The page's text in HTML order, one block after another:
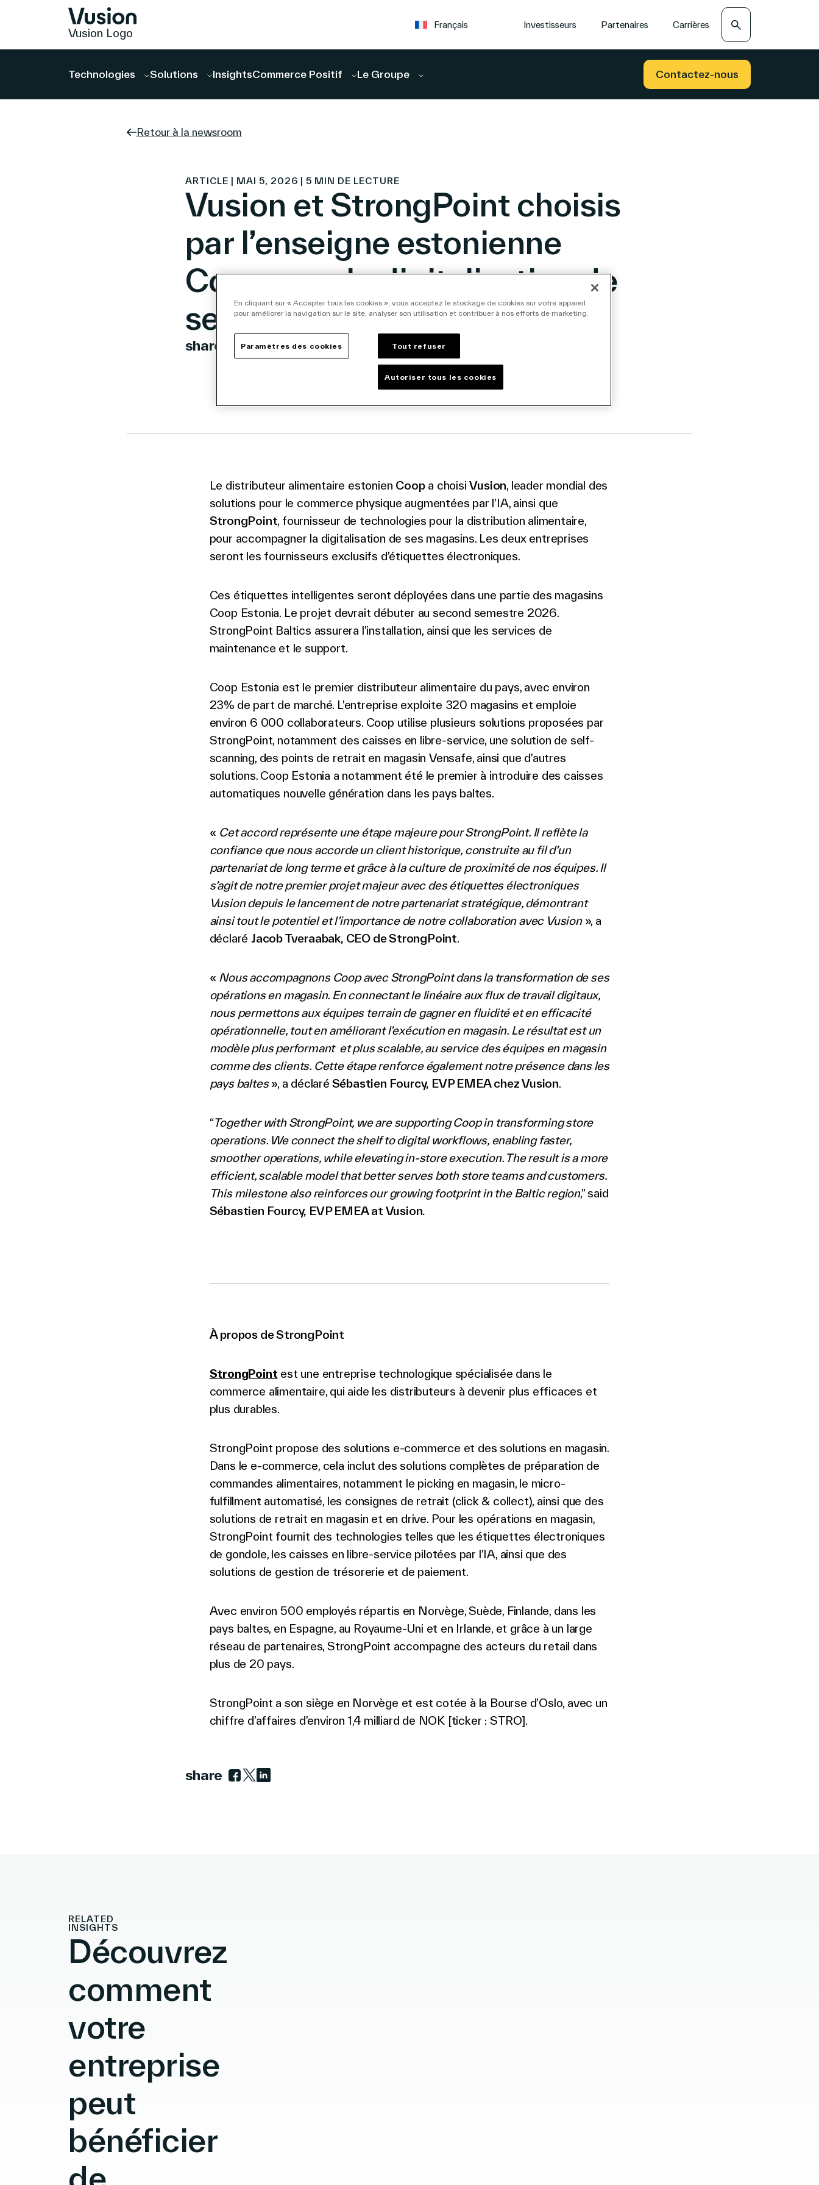
Vusion Logo
Français Investisseurs Partenaires Carrières Recherche
Technologies Solutions InsightsCommerce Positif Le Groupe Contactez-nous
Retour à la newsroom
ARTICLE | MAI 5, 2026 | 5 MIN DE LECTURE
Vusion et StrongPoint choisis
par l’enseigne estonienne
Coop pour la digitalisation de
ses magasins
share
Link to facebook
Link to twitter
Link to linkedin
Le distributeur alimentaire estonien Coopa choisiVusion, leader mondial des
solutions pour le commerce physique augmentées par l’IA, ainsi que
StrongPoint, fournisseur de technologies pour la distribution alimentaire,
pour accompagner la digitalisation de ses magasins. Les deux entreprises
seront les fournisseurs exclusifs d’étiquettes électroniques.
Ces étiquettes intelligentes seront déployées dans une partie des magasins
Coop Estonia. Le projet devrait débuter au second semestre 2026.
StrongPoint Baltics assurera l’installation, ainsi que les services de
maintenance et le support.
Coop Estonia est le premier distributeur alimentaire du pays, avec environ
23% de part de marché. L’entreprise exploite 320 magasins et emploie
environ 6 000 collaborateurs. Coop utilise plusieurs solutions proposées par
StrongPoint, notamment des caisses en libre-service, une solution de self-
scanning, des points de retrait en magasin Vensafe, ainsi que d’autres
solutions. Coop Estonia a notamment été le premier à introduire des caisses
automatiques nouvelle génération dans les pays baltes.
« Cet accord représente une étape majeure pour StrongPoint. Il reflète la
confiance que nous accorde un client historique, construite au fil d’un
partenariat de long terme et grâce à la culture de proximité de nos équipes. Il
s’agit de notre premier projet majeur avec des étiquettes électroniques
Vusion depuis le lancement de notre partenariat stratégique, démontrant
ainsi tout le potentiel et l’importance de notre collaboration avec Vusion», a
déclaré Jacob Tveraabak, CEO de StrongPoint.
« Nous accompagnons Coop avec StrongPoint dans la transformation de ses
opérations en magasin. En connectant le linéaire aux flux de travail digitaux,
nous permettons aux équipes terrain de gagner en fluidité et en efficacité
opérationnelle, tout en améliorant l’exécution en magasin. Le résultat est un
modèle plus performant et plus scalable, au service des équipes en magasin
comme des clients. Cette étape renforce également notre présence dans les
pays baltes», a déclaré Sébastien Fourcy, EVP EMEA chez Vusion.
“Together with StrongPoint, we are supporting Coop in transforming store
operations. We connect the shelf to digital workflows, enabling faster,
smoother operations, while elevating in-store execution. The result is a more
efficient, scalable model that better serves both store teams and customers.
This milestone also reinforces our growing footprint in the Baltic region,” said
Sébastien Fourcy, EVP EMEA at Vusion.
À propos de StrongPoint
StrongPoint est une entreprise technologique spécialisée dans le
commerce alimentaire, qui aide les distributeurs à devenir plus efficaces et
plus durables.
StrongPoint propose des solutions e-commerce et des solutions en magasin.
Dans le e-commerce, cela inclut des solutions complètes de préparation de
commandes alimentaires, notamment le picking en magasin, le micro-
fulfillment automatisé, les consignes de retrait (click & collect), ainsi que des
solutions de retrait en magasin et en drive. Pour les opérations en magasin,
StrongPoint fournit des technologies telles que les étiquettes électroniques
de gondole, les caisses en libre-service pilotées par l’IA, ainsi que des
solutions de gestion de trésorerie et de paiement.
Avec environ 500 employés répartis en Norvège, Suède, Finlande, dans les
pays baltes, en Espagne, au Royaume-Uni et en Irlande, et grâce à un large
réseau de partenaires, StrongPoint accompagne des acteurs du retail dans
plus de 20 pays.
StrongPoint a son siège en Norvège et est cotée à la Bourse d’Oslo, avec un
chiffre d’affaires d’environ 1,4 milliard de NOK [ticker : STRO].
share
RELATED
INSIGHTS
Découvrez
comment
votre
entreprise
peut
bénéficier
En cliquant sur « Accepter tous les cookies », vous acceptez le stockage de cookies sur votre appareil
pour améliorer la navigation sur le site, analyser son utilisation et contribuer à nos efforts de marketing.
Tout refuser
Autoriser tous les cookies
Paramètres des cookies